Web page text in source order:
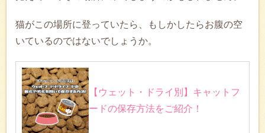
猫がこの場所に登っていたら、もしかしたらお腹の空
いているのではないでしょうか。
【ウェット・ドライ別】キャットフ
ードの保存方法をご紹介！